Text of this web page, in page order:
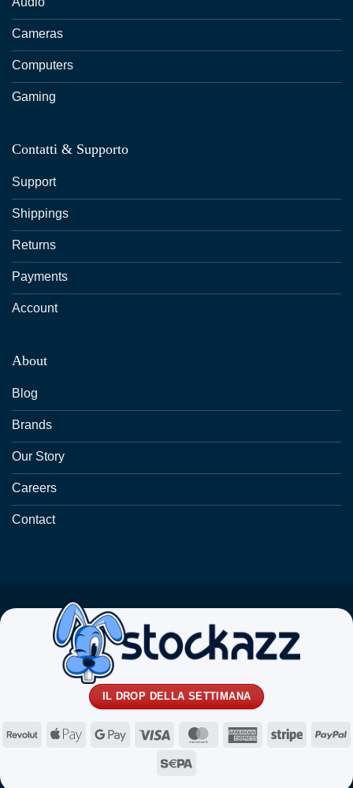
Cameras
Computers
Gaming
Contatti & Supporto
Support
Shippings
Returns
Payments
Account
About
Blog
Brands
Our Story
Careers
Contact
IL DROP DELLA SETTIMANA
RevolutApple
Google
Visa MasterCardAmericanStripe